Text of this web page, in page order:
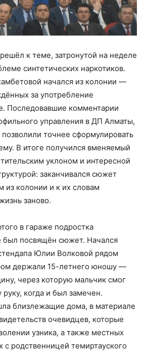
к теме, затронутой на неделе
синтетических наркотиков.
начался из колонии —
за употребление
Последовавшие комментарии
управления в ДП Алматы,
точнее сформулировать
В итоге получился вменяемый
уклоном и интересной
заканчивался сюжет
из колонии и к их словам
заново.
в гараже подростка
был посвящён сюжет. Начался
Юлии Волковой рядом
держали 15-летнего юношу —
через которую мальчик смог
когда и был замечен.
близлежащие дома, в материале
очевидцев, которые
узника, а также местных
с родственницей темиртауского